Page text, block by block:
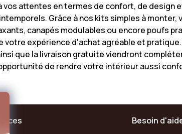
attentes en termes de confort, de
Grâce à nos kits simples à
canapés modulables ou encore poufs
votre expérience d'achat agréable et
que la livraison gratuite viendront
de rendre votre intérieur aussi
Besoin